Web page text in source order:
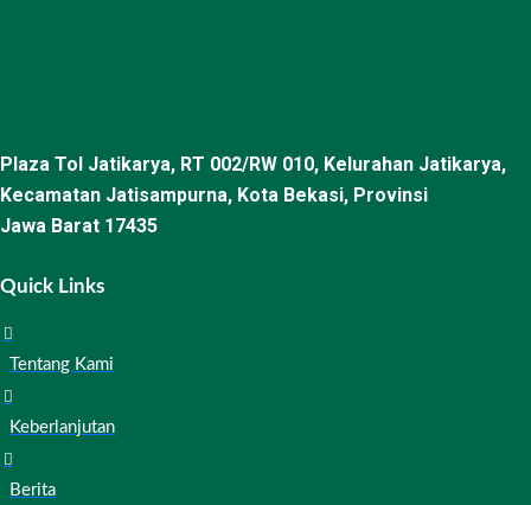
Plaza Tol Jatikarya, RT 002/RW 010, Kelurahan Jatikarya,
Kecamatan Jatisampurna, Kota Bekasi, Provinsi
Jawa Barat 17435
Quick Links
Tentang Kami
Keberlanjutan
Berita